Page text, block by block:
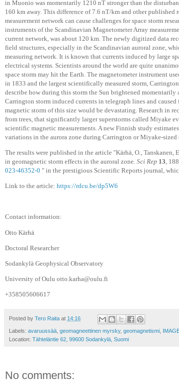
in Muonio was momentarily 1210 nT stronger than the
160 km away. This difference of 7.6 nT/km and other published
measurement network can cause challenges for space storm
instruments of the Scandinavian Magnetometer Array
current network, was about 120 km. The newly digitized data
field structures, especially in the Scandinavian auroral zone,
measuring network. It is known that currents induced by large
electrical systems. Scientists around the world are quite
space storm may hit the Earth. The magnetometer instrument
in 1833 and the largest scientifically measured storm,
describe how during this storm the Sun brightened momentarily
Carrington storm induced currents in telegraph lines and caused
magnetic storm of this size would be devastating. Research in
from trees, that significantly larger superstorms called Miyake
scientific magnetic measurements. A new Finnish study
variations in the aurora zone during Carrington or Miyake-sized
The results were published in the article "Kärhä, O.,
in geomagnetic storm effects in the auroral zone. Sci Rep 13 ,
023-46352-0 " in the prestigious Scientific Reports journal,
Link to the article: https://rdcu.be/dp5W6
Contact information:
Otto Kärhä
Doctoral Researcher
Sodankylä Geophysical Observatory
University of Oulu otto.karha@oulu.fi
+358505606617
Posted by Tero Raita at 14:16
Labels: avaruussää geomagneettinen myrsky, geomagnetismi
Location: Tähteläntie 62, 99600 Sodankylä, Suomi
No comments: